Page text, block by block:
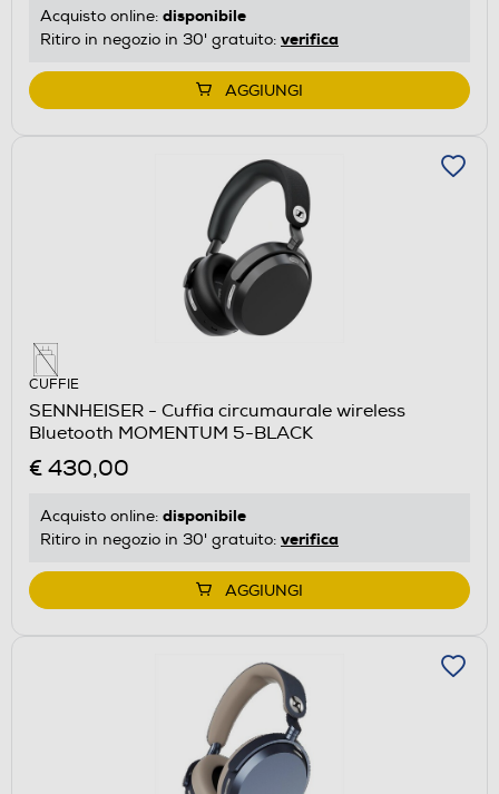
Acquisto online: disponibile
Ritiro in negozio in 30' gratuito: verifica
AGGIUNGI
CUFFIE
SENNHEISER - Cuffia circumaurale wireless
Bluetooth MOMENTUM 5-BLACK
€ 430,00
Acquisto online: disponibile
Ritiro in negozio in 30' gratuito: verifica
AGGIUNGI